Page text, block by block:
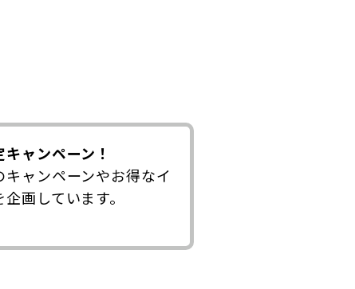
ャンペーン！
キャンペーンやお得なイ
画しています。